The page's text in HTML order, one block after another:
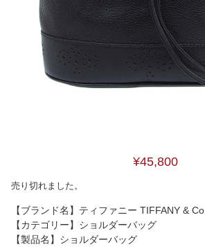
¥45,800
売り切れました。
【ブランド名】ティファニー TIFFANY & Co.
【カテゴリー】ショルダーバッグ
【製品名】ショルダーバッグ